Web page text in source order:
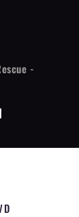
-